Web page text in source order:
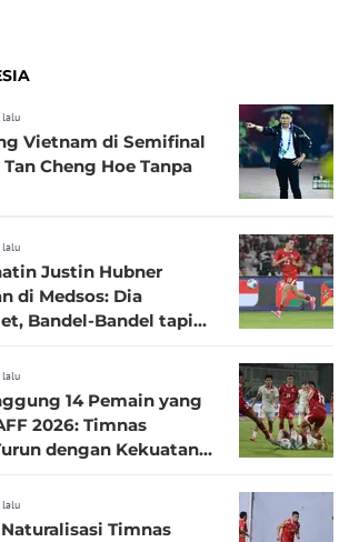
lalu
Vietnam di Semifinal
Cheng Hoe Tanpa
lalu
Justin Hubner
di Medsos: Dia
Bandel-Bandel tapi
lalu
14 Pemain yang
2026: Timnas
dengan Kekuatan
lalu
Timnas